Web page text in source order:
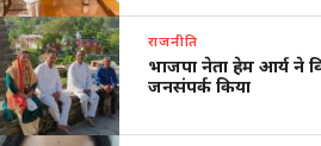
राजनीति
भाजपा नेता हेम आर्य ने
जनसंपर्क किया